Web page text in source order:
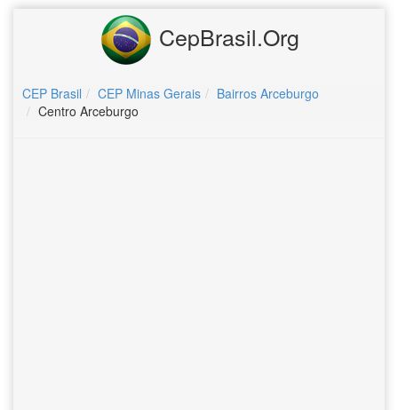
CepBrasil.Org
CEP Brasil CEP Minas Gerais
Bairros Arceburgo
Centro Arceburgo